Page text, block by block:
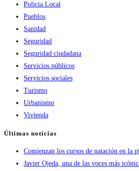
Policia Local
Pueblos
Sanidad
Seguridad
Seguridad ciudadana
Servicios públicos
Servicios sociales
Turismo
Urbanismo
Vivienda
Últimas noticias
Comienzan los cursos de natación en la
Javier Ojeda, una de las voces más